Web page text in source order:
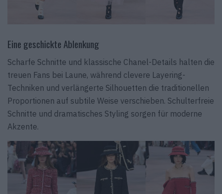
Eine geschickte Ablenkung
Scharfe Schnitte und klassische Chanel-Details halten die
treuen Fans bei Laune, während clevere Layering-
Techniken und verlängerte Silhouetten die traditionellen
Proportionen auf subtile Weise verschieben. Schulterfreie
Schnitte und dramatisches Styling sorgen für moderne
Akzente.